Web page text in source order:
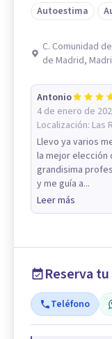
Autoestima
C. Comunidad
de Madrid,
Antonio
4 de enero de
Localización: Las
Llevo ya varios
la mejor elección
grandisima
y me guía a...
Leer más
Reserva
Teléfono